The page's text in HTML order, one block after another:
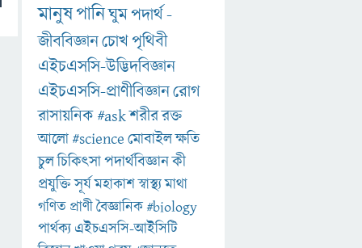
মানুষপানিঘুমপদার্থ-
জীববিজ্ঞানচোখপৃথিবী
এইচএসসি-উদ্ভিদবিজ্ঞান
এইচএসসি-প্রাণীবিজ্ঞানরোগ
রাসায়নিক#askশরীররক্ত
আলো#scienceমোবাইলক্ষতি
চুলচিকিৎসাপদার্থবিজ্ঞানকী
প্রযুক্তিসূর্যমহাকাশস্বাস্থ্যমাথা
গণিত প্রাণীবৈজ্ঞানিক#biology
পার্থক্য এইচএসসি-আইসিটি